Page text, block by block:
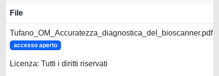
File
Tufano_OM_Accuratezza_diagnostica_del_bioscanner.pdf
accesso aperto
Licenza: Tutti i diritti riservati